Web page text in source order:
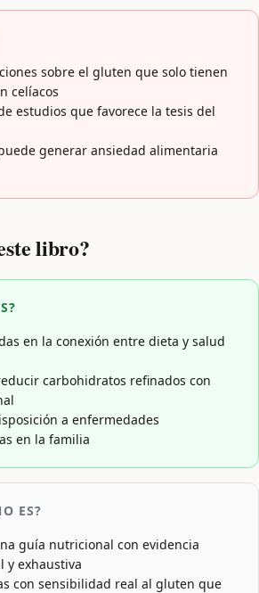
sobre el gluten que solo tienen
celíacos
estudios que favorece la tesis del
generar ansiedad alimentaria
libro?
en la conexión entre dieta y salud
carbohidratos refinados con
a enfermedades
en la familia
ES?
guía nutricional con evidencia
y exhaustiva
con sensibilidad real al gluten que